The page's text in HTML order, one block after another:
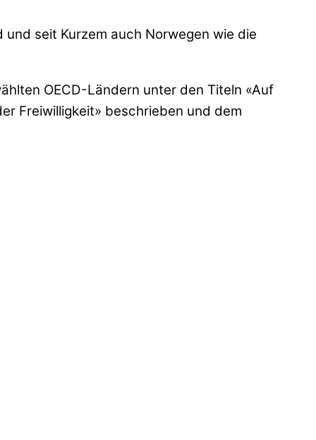
seit Kurzem auch Norwegen wie die
OECD-Ländern unter den Titeln «Auf
Freiwilligkeit» beschrieben und dem